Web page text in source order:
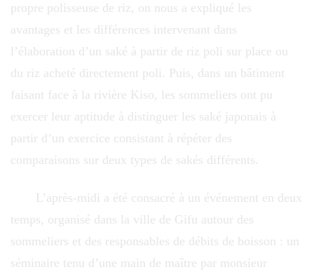
propre polisseuse de riz, on nous a expliqué les
avantages et les différences intervenant dans
l’élaboration d’un saké à partir de riz poli sur place ou
du riz acheté directement poli. Puis, dans un bâtiment
faisant face à la rivière Kiso, les sommeliers ont pu
exercer leur aptitude à distinguer les saké japonais à
partir d’un exercice consistant à répéter des
comparaisons sur deux types de sakés différents.
L’après-midi a été consacré à un événement en deux
temps, organisé dans la ville de Gifu autour des
sommeliers et des responsables de débits de boisson : un
séminaire tenu d’une main de maître par monsieur